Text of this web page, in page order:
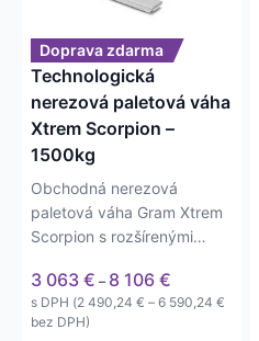
Doprava zdarma
Technologická
nerezová paletová váha
Xtrem Scorpion –
1500kg
Obchodná nerezová
paletová váha Gram Xtrem
Scorpion s rozšírenými
IBC…
3 063 € – 8 106 €
range:
3 063 €
s DPH (2 490,24 € – 6 590,24 €
bez DPH)
môžete
vybrať
stránke
produktu.